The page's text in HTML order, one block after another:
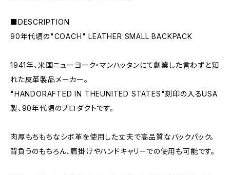
■DESCRIPTION
90年代頃の"COACH" LEATHER SMALL BACKPACK
1941年、米国ニューヨーク・マンハッタンにて創業した言わずと知
れた皮革製品メーカー。
"HANDORAFTED IN THEUNITED STATES"刻印の入るUSA
製、90年代頃のプロダクトです。
肉厚もちもちなシボ革を使用した丈夫で高品質なバックパック。
背負うのもちろん、肩掛けやハンドキャリーでの使用も可能です。